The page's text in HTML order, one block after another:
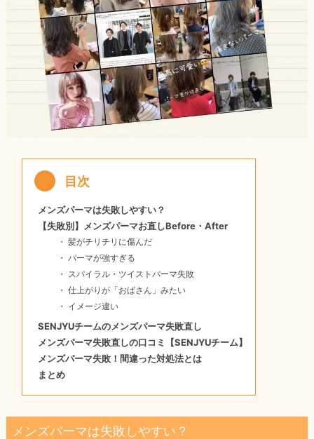
メンズパーマは失敗しやすい？
【失敗別】メンズパーマお直しBefore・After
髪がチリチリに傷んだ
パーマが強すぎる
スパイラル・ツイストパーマ失敗
仕上がりが「おばさん」みたい
イメージ違い
SENJYUチームのメンズパーマ失敗直し
メンズパーマ失敗直しの口コミ【SENJYUチーム】
メンズパーマ失敗！間違った対処法とは
まとめ
メンズパーマは失敗しやすい？